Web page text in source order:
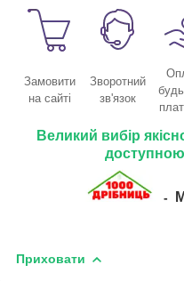
Замовити
на сайті
Зворотний
зв'язок
Великий вибір
-
Приховати